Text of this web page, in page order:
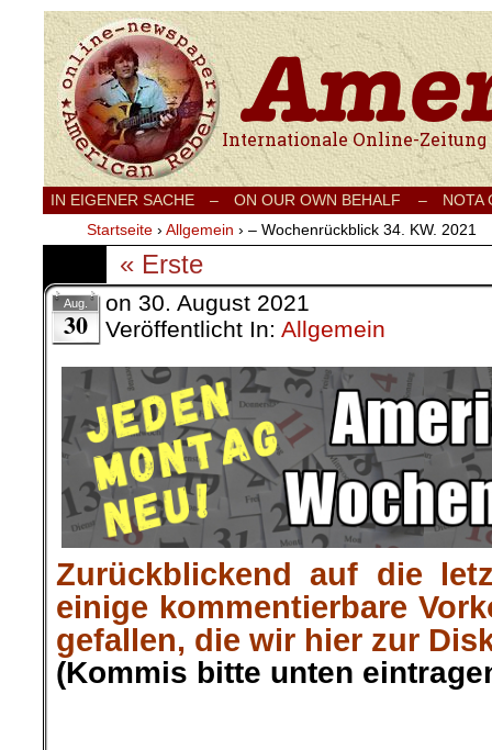
Internationale Onlinezeitung für Frieden,
IN EIGENER SACHE – ON OUR OWN BEHALF –
NOTA
Startseite › Allgemein › – Wochenrückblick 34. KW. 2021
« Erste
Aug.
30
on 30. August 2021
Veröffentlicht In: Allgemein
Zurückblickend auf die
einige kommentierbare
gefallen, die wir hier zur
(Kommis bitte unten